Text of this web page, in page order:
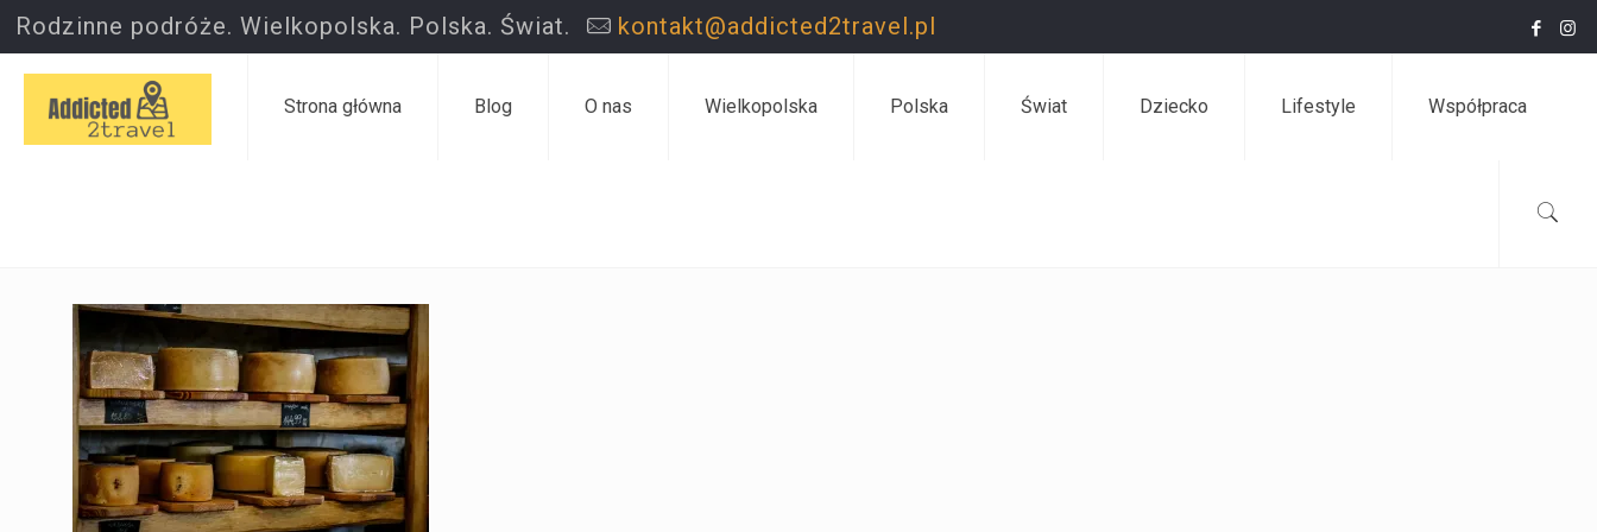
Rodzinne podróże. Wielkopolska. Polska. Świat. kontakt@addicted2travel.pl
Strona główna Blog O nas Wielkopolska Polska Świat Dziecko Lifestyle Współpraca